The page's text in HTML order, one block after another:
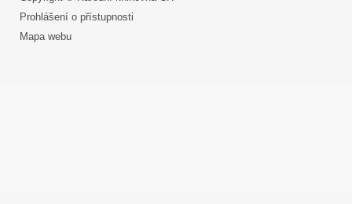
Prohlášení o přístupnosti
Mapa webu